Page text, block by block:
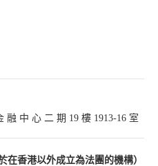
中 心 二 期 19 樓 1913-16 室
在香港以外成立為法團的機構）